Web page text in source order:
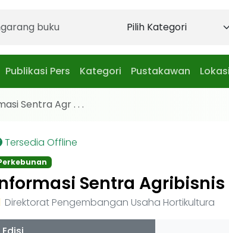
Publikasi Pers Kategori Pustakawan
Sentra Agr . . .
Tersedia Offline
Sentra
Direktorat Pengembangan Usaha Hortikultura